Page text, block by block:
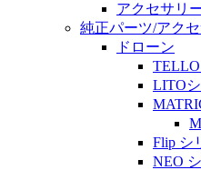
アクセサリ
純正パーツ/アク
ドローン
LITO
Flip シ
NEO